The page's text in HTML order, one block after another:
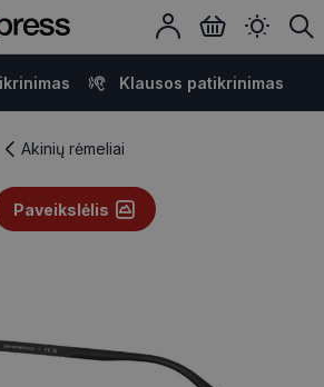
Klausos patikrinimas
Akinių rėmeliai
Paveikslėlis